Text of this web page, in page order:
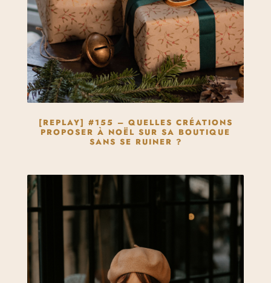
[REPLAY] #155 – QUELLES CRÉATIONS
PROPOSER À NOËL SUR SA BOUTIQUE
SANS SE RUINER ?